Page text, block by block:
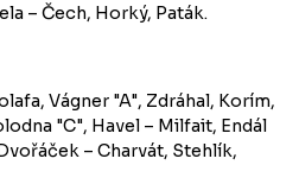
– Čech, Horký, Paták.
Vágner "A", Zdráhal, Korím,
"C", Havel – Milfait, Endál
– Charvát, Stehlík,